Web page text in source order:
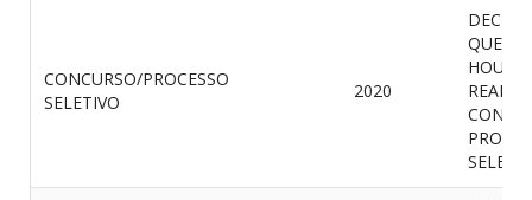
CONCURSO/PROCESSO
SELETIVO
2020
QUE
HOUVE